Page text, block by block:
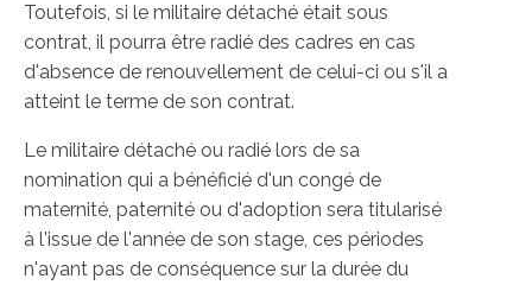
Toutefois, si le militaire détaché était sous
contrat, il pourra être radié des cadres en cas
d'absence de renouvellement de celui-ci ou s'il a
atteint le terme de son contrat.
Le militaire détaché ou radié lors de sa
nomination qui a bénéficié d'un congé de
maternité, paternité ou d'adoption sera titularisé
à l'issue de l'année de son stage, ces périodes
n'ayant pas de conséquence sur la durée du